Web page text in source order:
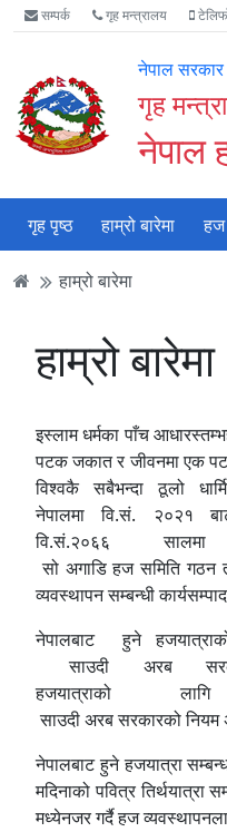
Accessibility
Mode
गर्नुहोस्
मुख्य
सामाग्री
मुख्य
नेभिगेसन
वेबसाइट
खोजमा
सम्पर्क गृह मन्त्रालय
नेपाल सरकार
गृह
नेपाल
गृह पृष्ठ हाम्रो बारेमा हज
हाम्रो बारेमा
हाम्रो बारेमा
इस्लाम धर्मका पाँच
पटक जकात र जीवनमा एक
विश्वकै सबैभन्दा ठूलो
नेपालमा वि.सं. २०२१
वि.सं.२०६६
सो अगाडि हज समिति गठन
व्यवस्थापन सम्बन्धी
नेपालबाट हुने
साउदी अरब
हजयात्राको
साउदी अरब सरकारको नियम
नेपालबाट हुने हजयात्रा
मदिनाको पवित्र
मध्येनजर गर्दै हज